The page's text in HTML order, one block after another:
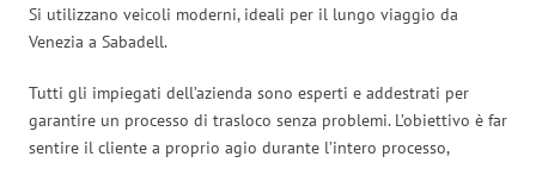
Si utilizzano veicoli moderni, ideali per il lungo viaggio da
Venezia a Sabadell.
Tutti gli impiegati dell’azienda sono esperti e addestrati per
garantire un processo di trasloco senza problemi. L’obiettivo è far
sentire il cliente a proprio agio durante l’intero processo,